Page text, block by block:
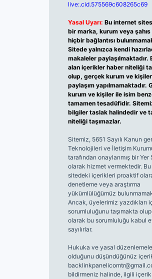
live:.cid.575569c608265c69
Yasal Uyarı: Bu internet
bir marka, kurum veya
hiçbir bağlantısı
Sitede yalnızca kendi
makaleler paylaşılmaktadır.
alan içerikler haber niteliği
olup, gerçek kurum ve kişiler
paylaşım yapılmamaktadır.
kurum ve kişiler ile isim
tamamen tesadüfidir.
bilgiler taslak halindedir ve
niteliği taşımazlar.
Sitemiz, 5651 Sayılı Kanun
Teknolojileri ve İletişim
tarafından onaylanmış bir Yer
olarak hizmet vermektedir.
sitedeki içerikleri proaktif
denetleme veya araştırma
yükümlülüğümüz
Ancak, üyelerimiz yazdıkları
sorumluluğunu taşımakta
olarak bu sorumluluğu kabul
sayılırlar.
Hukuka ve yasal
olduğunu düşündüğünüz
bildirmeniz halinde, ilgili